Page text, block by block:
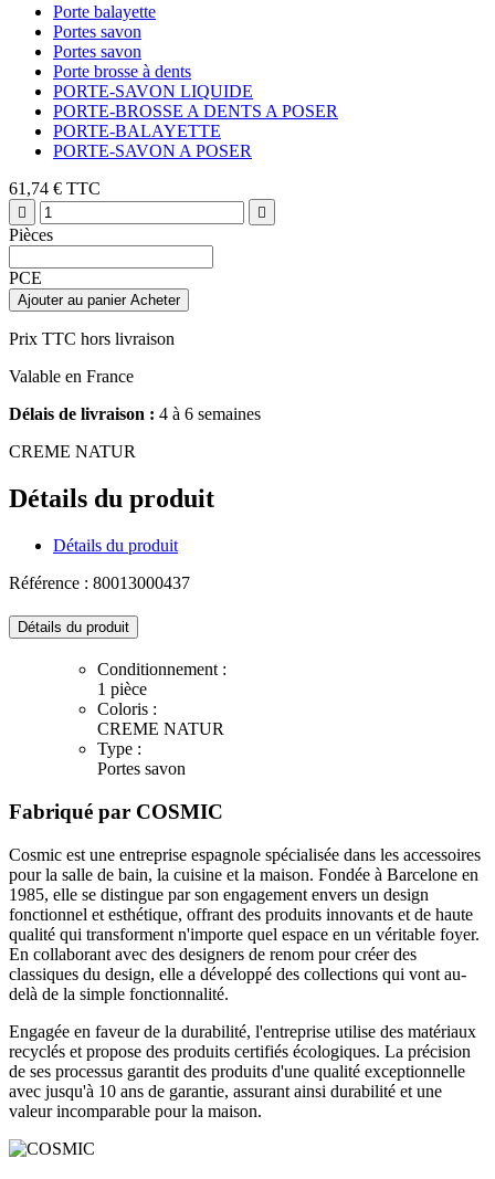
Porte balayette
Portes savon
Portes savon
Porte brosse à dents
PORTE-SAVON LIQUIDE
PORTE-BROSSE A DENTS A POSER
PORTE-BALAYETTE
PORTE-SAVON A POSER
61,74 € TTC
 
Pièces
PCE
Ajouter au panier Acheter
Prix TTC hors livraison
Valable en France
Délais de livraison : 4 à 6 semaines
CREME NATUR
Détails du produit
Détails du produit
Référence : 80013000437
Détails du produit
Conditionnement :
1 pièce
Coloris :
CREME NATUR
Type :
Portes savon
Fabriqué par COSMIC
Cosmic est une entreprise espagnole spécialisée dans les accessoires
pour la salle de bain, la cuisine et la maison. Fondée à Barcelone en
1985, elle se distingue par son engagement envers un design
fonctionnel et esthétique, offrant des produits innovants et de haute
qualité qui transforment n'importe quel espace en un véritable foyer.
En collaborant avec des designers de renom pour créer des
classiques du design, elle a développé des collections qui vont au-
delà de la simple fonctionnalité.
Engagée en faveur de la durabilité, l'entreprise utilise des matériaux
recyclés et propose des produits certifiés écologiques. La précision
de ses processus garantit des produits d'une qualité exceptionnelle
avec jusqu'à 10 ans de garantie, assurant ainsi durabilité et une
valeur incomparable pour la maison.